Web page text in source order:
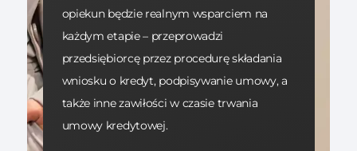
opiekun będzie realnym wsparciem na
każdym etapie – przeprowadzi
przedsiębiorcę przez procedurę składania
wniosku o kredyt, podpisywanie umowy, a
także inne zawiłości w czasie trwania
umowy kredytowej.